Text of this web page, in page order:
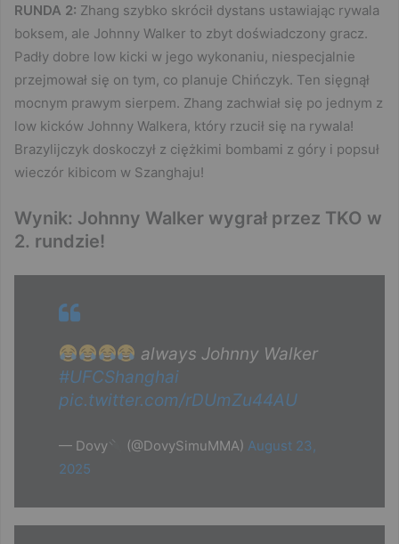
RUNDA 2: Zhang szybko skrócił dystans ustawiając rywala
boksem, ale Johnny Walker to zbyt doświadczony gracz.
Padły dobre low kicki w jego wykonaniu, niespecjalnie
przejmował się on tym, co planuje Chińczyk. Ten sięgnął
mocnym prawym sierpem. Zhang zachwiał się po jednym z
low kicków Johnny Walkera, który rzucił się na rywala!
Brazylijczyk doskoczył z ciężkimi bombami z góry i popsuł
wieczór kibicom w Szanghaju!
Wynik: Johnny Walker wygrał przez TKO w
2. rundzie!
always Johnny Walker
#UFCShanghai
pic.twitter.com/rDUmZu44AU
— Dovy (@DovySimuMMA) August 23,
2025